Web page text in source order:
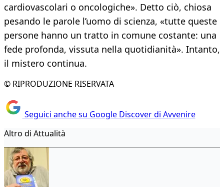
cardiovascolari o oncologiche». Detto ciò, chiosa
pesando le parole l’uomo di scienza, «tutte queste
persone hanno un tratto in comune costante: una
fede profonda, vissuta nella quotidianità». Intanto,
il mistero continua.
© RIPRODUZIONE RISERVATA
Seguici anche su Google Discover di Avvenire
Altro di Attualità